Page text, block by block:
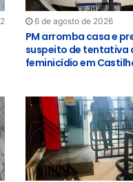
6 de agosto de 2026
PM arromba casa e
suspeito de tentativa
feminicídio em